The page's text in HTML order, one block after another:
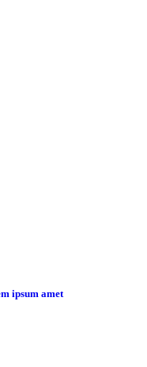
ipsum amet